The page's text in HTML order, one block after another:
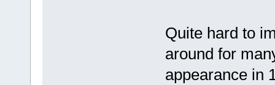
Quite hard to
around for
appearance in